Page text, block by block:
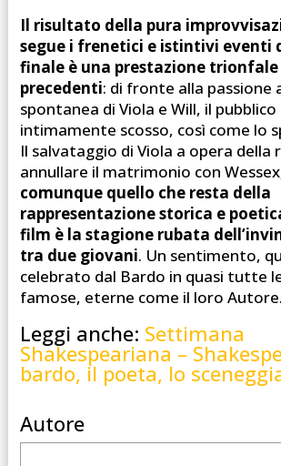
Il risultato della pura
segue i frenetici e istintivi eventi
finale è una prestazione trionfale
precedenti: di fronte alla passione
spontanea di Viola e Will, il pubblico
intimamente scosso, così come lo
Il salvataggio di Viola a opera della
annullare il matrimonio con
comunque quello che resta della
rappresentazione storica e
film è la stagione rubata
tra due giovani. Un sentimento,
celebrato dal Bardo in quasi tutte
famose, eterne come il loro Autore.
Leggi anche: Settimana
Shakespeariana –
bardo, il poeta, lo
Autore